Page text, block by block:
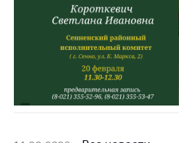
Антимонопольное
регулирование и
конкуренция
Торговля и услуги
Регулирование и
контроль закупок